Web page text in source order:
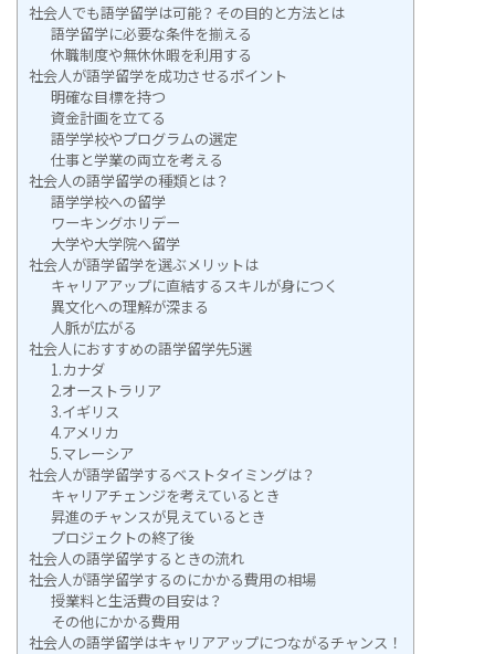
社会人でも語学留学は可能？その目的と方法とは
語学留学に必要な条件を揃える
休職制度や無休休暇を利用する
社会人が語学留学を成功させるポイント
明確な目標を持つ
資金計画を立てる
語学学校やプログラムの選定
仕事と学業の両立を考える
社会人の語学留学の種類とは？
語学学校への留学
ワーキングホリデー
大学や大学院へ留学
社会人が語学留学を選ぶメリットは
キャリアアップに直結するスキルが身につく
異文化への理解が深まる
人脈が広がる
社会人におすすめの語学留学先5選
1.カナダ
2.オーストラリア
3.イギリス
4.アメリカ
5.マレーシア
社会人が語学留学するベストタイミングは？
キャリアチェンジを考えているとき
昇進のチャンスが見えているとき
プロジェクトの終了後
社会人の語学留学するときの流れ
社会人が語学留学するのにかかる費用の相場
授業料と生活費の目安は？
その他にかかる費用
社会人の語学留学はキャリアアップにつながるチャンス！